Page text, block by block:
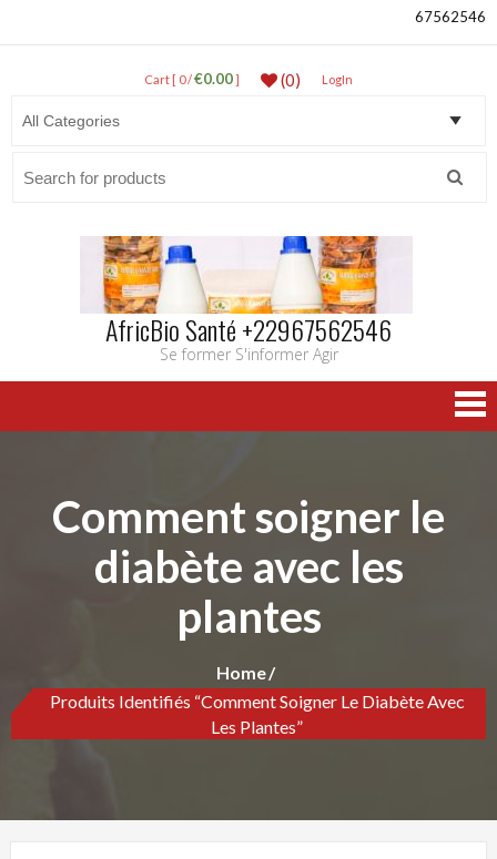
67562546
Cart [ 0 /€0.00] (0) LogIn
AfricBio Santé +22967562546
Se former S'informer Agir
Comment soigner le
diabète avec les
plantes
Home
Produits Identifiés “Comment Soigner Le Diabète Avec
Les Plantes”